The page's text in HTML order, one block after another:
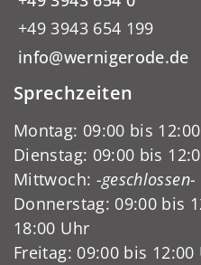
+49 3943 654 199
info@wernigerode.de
Sprechzeiten
Montag: 09:00 bis
Dienstag: 09:00 bis
Mittwoch: -geschlossen-
Donnerstag: 09:00 bis
18:00 Uhr
Freitag: 09:00 bis 12:00